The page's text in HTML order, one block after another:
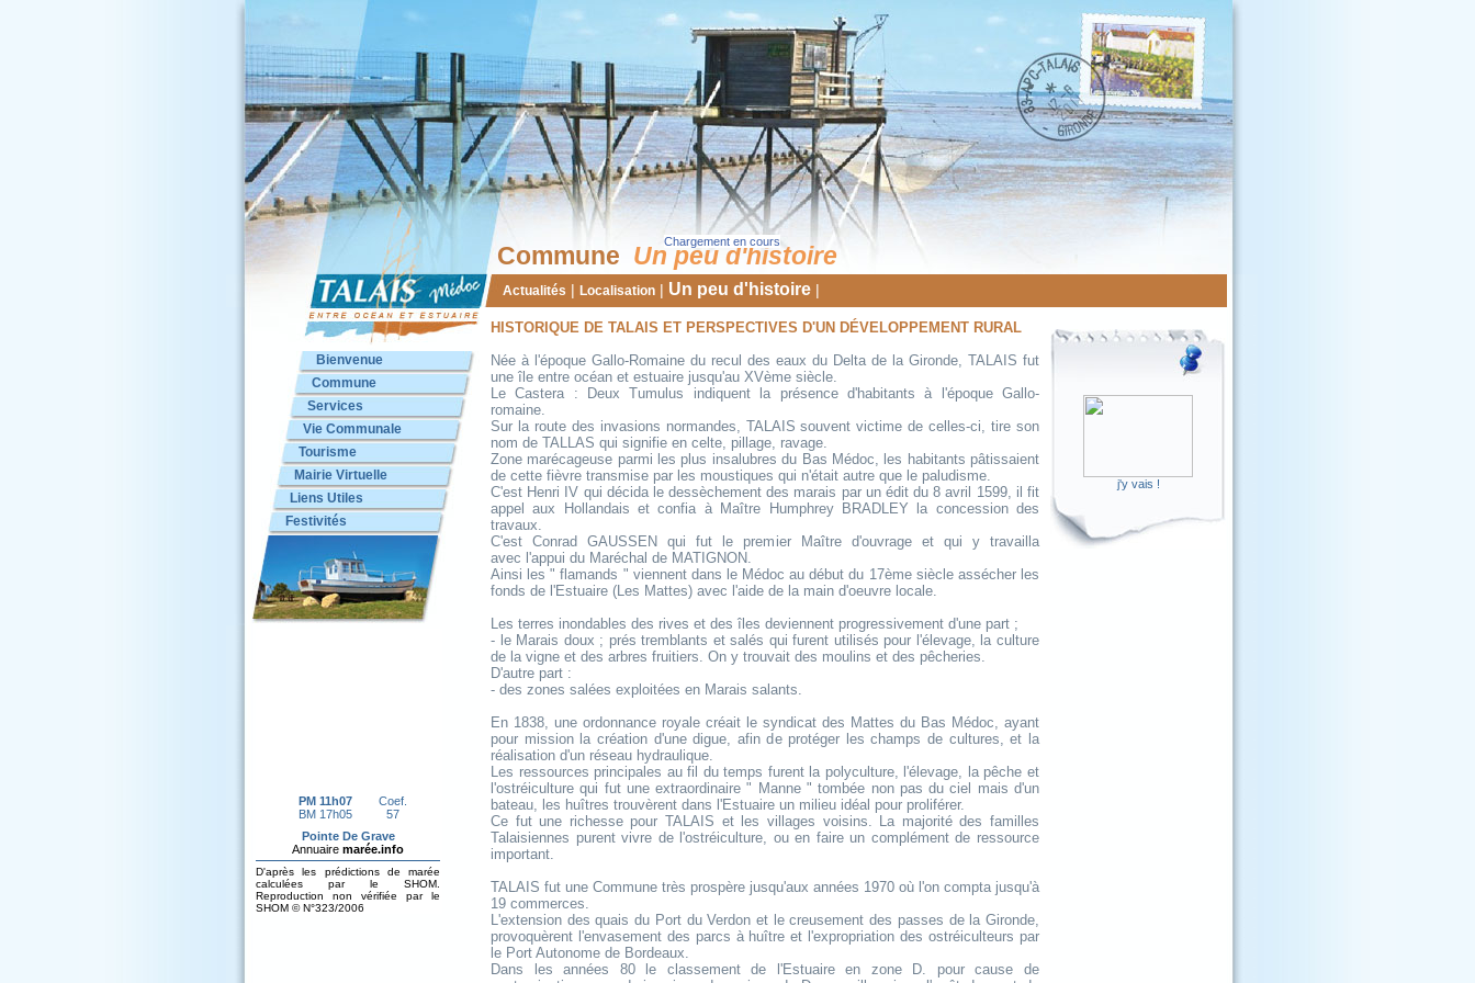
Commune Un peu d'histoire
Actualités | Localisation | Un peu d'histoire |
HISTORIQUE DE TALAIS ET PERSPECTIVES D'UN DÉVELOPPEMENT RURAL
Née à l'époque Gallo-Romaine du recul des eaux du Delta de la Gironde, TALAIS fut
une île entre océan et estuaire jusqu'au XVème siècle.
Le Castera : Deux Tumulus indiquent la présence d'habitants à l'époque Gallo-
romaine.
Sur la route des invasions normandes, TALAIS souvent victime de celles-ci, tire son
nom de TALLAS qui signifie en celte, pillage, ravage.
Zone marécageuse parmi les plus insalubres du Bas Médoc, les habitants pâtissaient
de cette fièvre transmise par les moustiques qui n'était autre que le paludisme.
C'est Henri IV qui décida le dessèchement des marais par un édit du 8 avril 1599, il fit
appel aux Hollandais et confia à Maître Humphrey BRADLEY la concession des
travaux.
C'est Conrad GAUSSEN qui fut le premier Maître d'ouvrage et qui y travailla
avec l'appui du Maréchal de MATIGNON.
Ainsi les " flamands " viennent dans le Médoc au début du 17ème siècle assécher les
fonds de l'Estuaire (Les Mattes) avec l'aide de la main d'oeuvre locale.
Les terres inondables des rives et des îles deviennent progressivement d'une part ;
- le Marais doux ; prés tremblants et salés qui furent utilisés pour l'élevage, la culture
de la vigne et des arbres fruitiers. On y trouvait des moulins et des pêcheries.
D'autre part :
- des zones salées exploitées en Marais salants.
En 1838, une ordonnance royale créait le syndicat des Mattes du Bas Médoc, ayant
pour mission la création d'une digue, afin de protéger les champs de cultures, et la
réalisation d'un réseau hydraulique.
Les ressources principales au fil du temps furent la polyculture, l'élevage, la pêche et
l'ostréiculture qui fut une extraordinaire " Manne " tombée non pas du ciel mais d'un
bateau, les huîtres trouvèrent dans l'Estuaire un milieu idéal pour proliférer.
Ce fut une richesse pour TALAIS et les villages voisins. La majorité des familles
Talaisiennes purent vivre de l'ostréiculture, ou en faire un complément de ressource
important.
TALAIS fut une Commune très prospère jusqu'aux années 1970 où l'on compta jusqu'à
19 commerces.
L'extension des quais du Port du Verdon et le creusement des passes de la Gironde,
provoquèrent l'envasement des parcs à huître et l'expropriation des ostréiculteurs par
le Port Autonome de Bordeaux.
Dans les années 80 le classement de l'Estuaire en zone D. pour cause de
j'y vais !
Bienvenue
Commune
Services
Vie Communale
Tourisme
Mairie Virtuelle
Liens Utiles
Festivités
Chargement en cours